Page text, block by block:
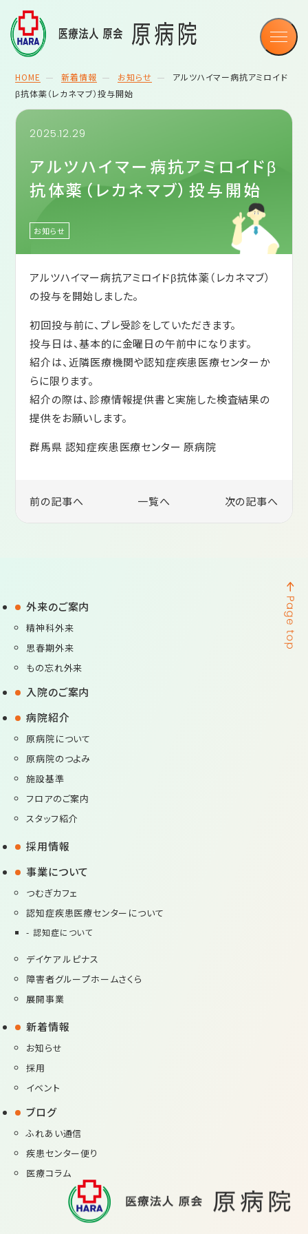
デイケア ルピナス
グループホームさくら
展開事業
お知らせ
採用
ふれあい通信
医療コラム
〒370-0127 伊勢崎市境上武士898-1
HOME 新着情報 お知らせ
アルツハイマー病抗アミロイド
β抗体薬（レカネマブ）投与開始
2025.12.29
アルツハイマー病抗アミロイドβ
抗体薬（レカネマブ）投与開始
お知らせ
アルツハイマー病抗アミロイドβ抗体薬（レカネマブ）
の投与を開始しました。
初回投与前に、プレ受診をしていただきます。
投与日は、基本的に金曜日の午前中になります。
紹介は、近隣医療機関や認知症疾患医療センターか
らに限ります。
紹介の際は、診療情報提供書と実施した検査結果の
提供をお願いします。
群馬県 認知症疾患医療センター 原病院
前の記事へ 一覧へ 次の記事へ
外来のご案内
精神科外来
思春期外来
もの忘れ外来
入院のご案内
病院紹介
原病院について
原病院のつよみ
施設基準
フロアのご案内
スタッフ紹介
採用情報
事業について
つむぎカフェ
認知症疾患医療センターについて
認知症について
デイケア ルピナス
障害者グループホームさくら
展開事業
新着情報
お知らせ
採用
イベント
ブログ
ふれあい通信
疾患センター便り
医療コラム